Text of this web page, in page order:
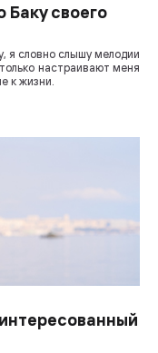
своего
я словно слышу мелодии
настраивают меня
к жизни.